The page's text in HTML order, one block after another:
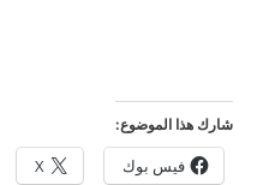
شارك هذا الموضوع:
فيس بوك X